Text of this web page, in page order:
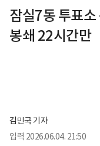
잠실7동 투표
봉쇄 22시간만
김민국 기자
입력 2026.06.04. 21:50